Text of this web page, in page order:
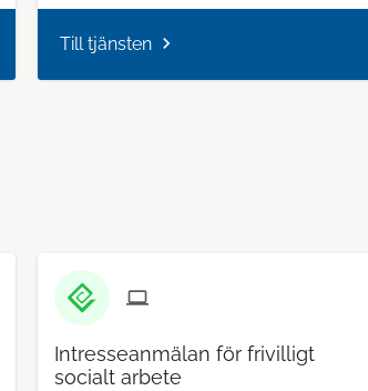
Till tjänsten
Intresseanmälan för frivilligt
socialt arbete